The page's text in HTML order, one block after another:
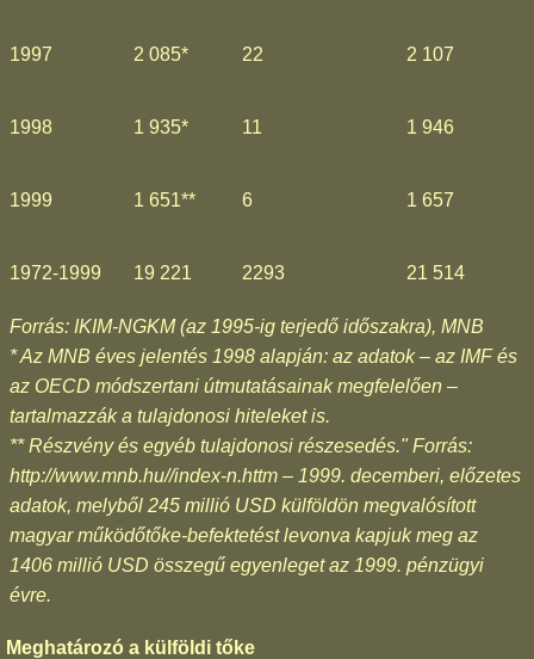
1997 2 085* 22 2 107
1998 1 935* 11 1 946
1999 1 651** 6 1 657
1972-1999 19 221 2293 21 514
Forrás: IKIM-NGKM (az 1995-ig terjedő időszakra), MNB
* Az MNB éves jelentés 1998 alapján: az adatok – az IMF és
az OECD módszertani útmutatásainak megfelelően –
tartalmazzák a tulajdonosi hiteleket is.
** Részvény és egyéb tulajdonosi részesedés." Forrás:
http://www.mnb.hu//index-n.httm – 1999. decemberi, előzetes
adatok, melyből 245 millió USD külföldön megvalósított
magyar működőtőke-befektetést levonva kapjuk meg az
1406 millió USD összegű egyenleget az 1999. pénzügyi
évre.
Meghatározó a külföldi tőke